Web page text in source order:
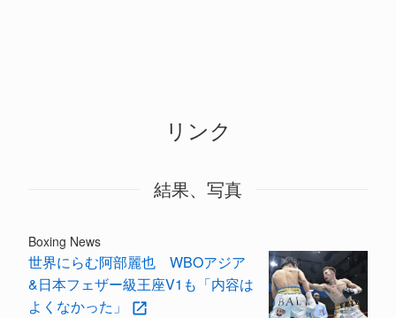
リンク
結果、写真
Boxing News
世界にらむ阿部麗也 WBOアジア
&日本フェザー級王座V1も「内容は
よくなかった」